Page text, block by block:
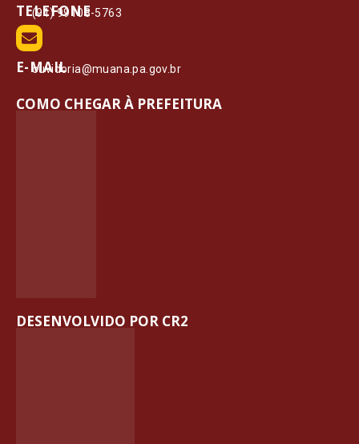
TELEFONE
(91) 99108-5763
E-MAIL
ouvidoria@muana.pa.gov.br
COMO CHEGAR À PREFEITURA
DESENVOLVIDO POR CR2